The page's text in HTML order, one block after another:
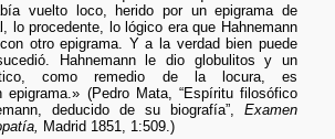
vuelto loco, herido por un epigrama de
lo procedente, lo lógico era que Hahnemann
otro epigrama. Y a la verdad bien puede
Hahnemann le dio globulitos y un
como remedio de la locura, es
epigrama.» (Pedro Mata, “Espíritu filosófico
deducido de su biografía”,Examen
Madrid 1851, 1:509.)